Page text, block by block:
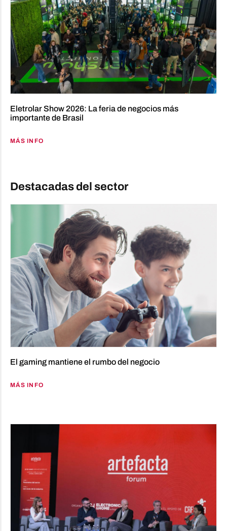
Eletrolar Show 2026: La feria de negocios más
importante de Brasil
MÁS INFO
Destacadas del sector
El gaming mantiene el rumbo del negocio
MÁS INFO